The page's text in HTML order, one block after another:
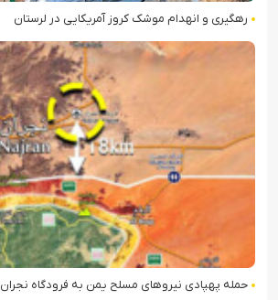
رهگیری و انهدام موشک کروز آمریکایی در لرستان
حمله پهپادی نیروهای مسلح یمن به فرودگاه نجران